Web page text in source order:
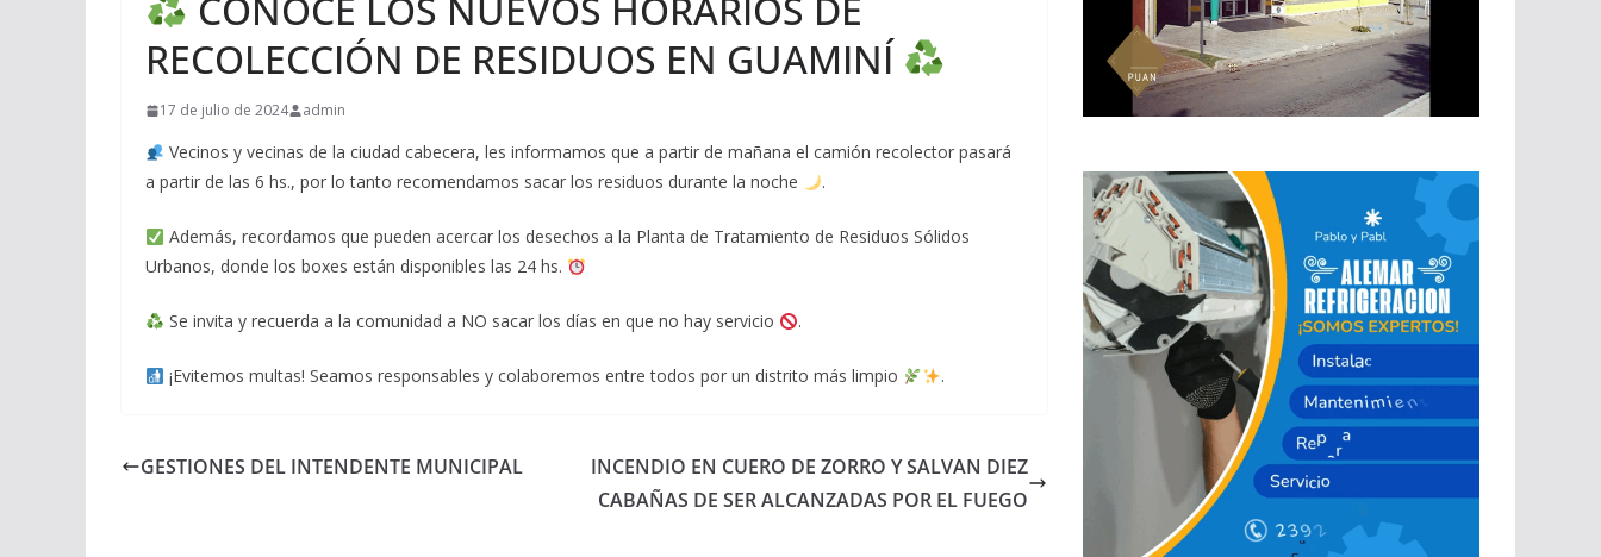
CONOCÉ LOS NUEVOS HORARIOS DE
RECOLECCIÓN DE RESIDUOS EN GUAMINÍ
17 de julio de 2024 admin
Vecinos y vecinas de la ciudad cabecera, les informamos que a partir de mañana el camión recolector pasará
a partir de las 6 hs., por lo tanto recomendamos sacar los residuos durante la noche
.
Además, recordamos que pueden acercar los desechos a la Planta de Tratamiento de Residuos Sólidos
Urbanos, donde los boxes están disponibles las 24 hs.
Se invita y recuerda a la comunidad a NO sacar los días en que no hay servicio .
¡Evitemos multas! Seamos responsables y colaboremos entre todos por un distrito más limpio .
GESTIONES DEL INTENDENTE MUNICIPAL
INCENDIO EN CUERO DE ZORRO Y SALVAN DIEZ
CABAÑAS DE SER ALCANZADAS POR EL FUEGO